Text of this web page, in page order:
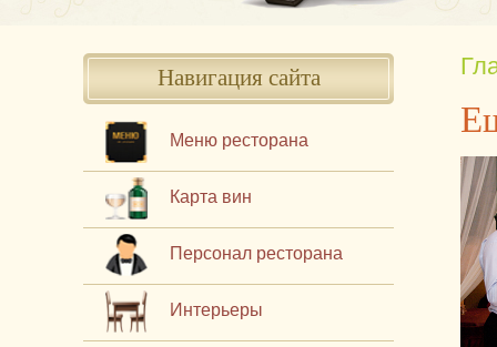
Навигация сайта
Меню ресторана
Карта вин
Персонал ресторана
Интерьеры